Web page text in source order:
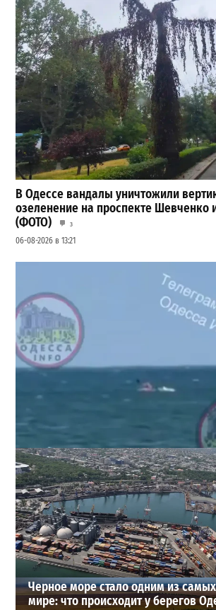
В Одессе вандалы уничтожили
озеленение на проспекте Шевченко
(ФОТО)
3
06-08-2026 в 13:21
Под Одессой уносит в море ребенка
мужчину: идет спасательная
28-07-2026 в 17:51
ВИБОР РЕДАКЦИИ
Черное море стало одним из
мире: что происходит у берегов